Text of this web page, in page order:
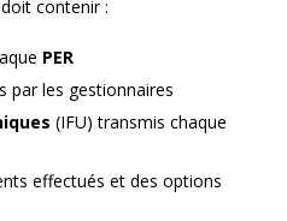
contenir :
PER
par les gestionnaires
(IFU) transmis chaque
effectués et des options